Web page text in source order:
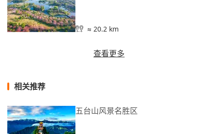
≈ 20.2 km
查看更多
相关推荐
五台山风景名胜区